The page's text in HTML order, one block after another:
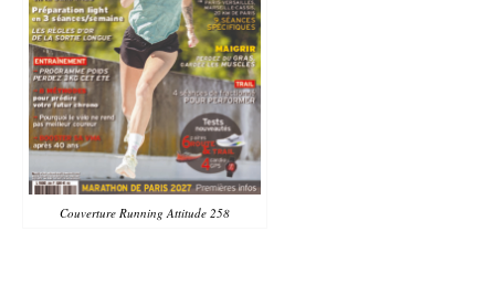
Couverture Running Attitude 258